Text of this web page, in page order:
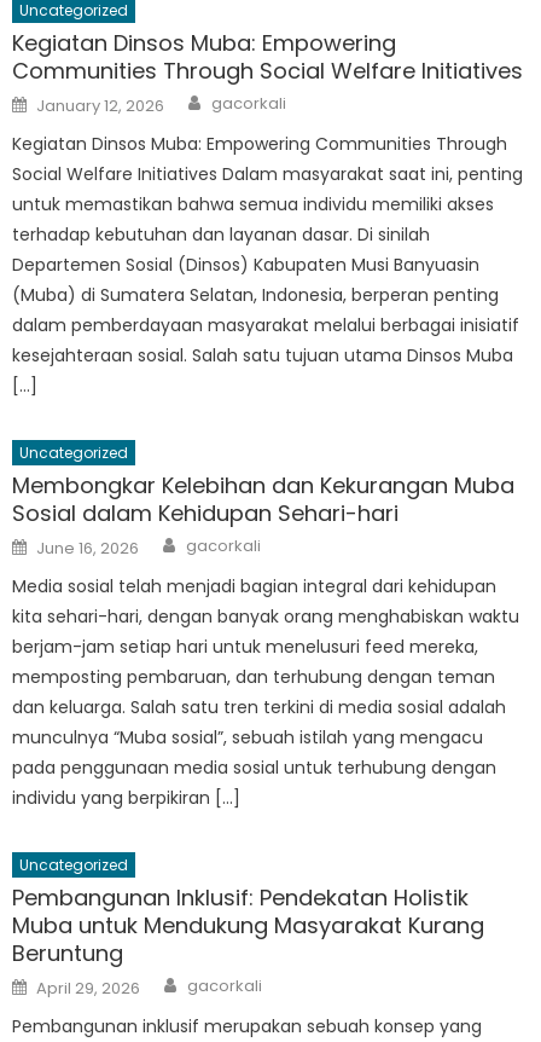
Uncategorized
Kegiatan Dinsos Muba: Empowering
Communities Through Social Welfare Initiatives
Posted
on
January 12, 2026 Author
gacorkali
Kegiatan Dinsos Muba: Empowering Communities Through
Social Welfare Initiatives Dalam masyarakat saat ini, penting
untuk memastikan bahwa semua individu memiliki akses
terhadap kebutuhan dan layanan dasar. Di sinilah
Departemen Sosial (Dinsos) Kabupaten Musi Banyuasin
(Muba) di Sumatera Selatan, Indonesia, berperan penting
dalam pemberdayaan masyarakat melalui berbagai inisiatif
kesejahteraan sosial. Salah satu tujuan utama Dinsos Muba
[…]
Uncategorized
Membongkar Kelebihan dan Kekurangan Muba
Sosial dalam Kehidupan Sehari-hari
Posted
on
June 16, 2026 Author
gacorkali
Media sosial telah menjadi bagian integral dari kehidupan
kita sehari-hari, dengan banyak orang menghabiskan waktu
berjam-jam setiap hari untuk menelusuri feed mereka,
memposting pembaruan, dan terhubung dengan teman
dan keluarga. Salah satu tren terkini di media sosial adalah
munculnya “Muba sosial”, sebuah istilah yang mengacu
pada penggunaan media sosial untuk terhubung dengan
individu yang berpikiran […]
Uncategorized
Pembangunan Inklusif: Pendekatan Holistik
Muba untuk Mendukung Masyarakat Kurang
Beruntung
Posted
on
April 29, 2026 Author
gacorkali
Pembangunan inklusif merupakan sebuah konsep yang